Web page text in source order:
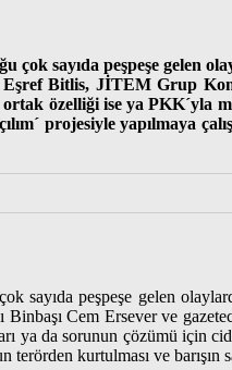
çok sayıda peşpeşe gelen
Bitlis, JİTEM Grup
özelliği ise ya PKK´yla
projesiyle yapılmaya
sayıda peşpeşe gelen
Cem Ersever ve
da sorunun çözümü için
kurtulması ve barışın